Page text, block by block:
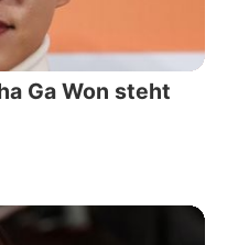
Ga Won steht